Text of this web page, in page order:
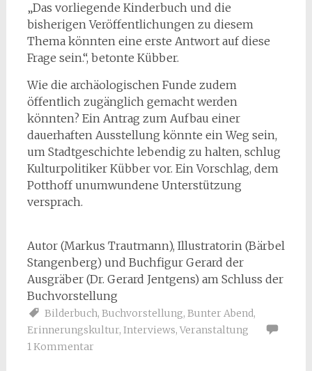
„Das vorliegende Kinderbuch und die
bisherigen Veröffentlichungen zu diesem
Thema könnten eine erste Antwort auf diese
Frage sein.“, betonte Kübber.
Wie die archäologischen Funde zudem
öffentlich zugänglich gemacht werden
könnten? Ein Antrag zum Aufbau einer
dauerhaften Ausstellung könnte ein Weg sein,
um Stadtgeschichte lebendig zu halten, schlug
Kulturpolitiker Kübber vor. Ein Vorschlag, dem
Potthoff unumwundene Unterstützung
versprach.
Autor (Markus Trautmann), Illustratorin (Bärbel
Stangenberg) und Buchfigur Gerard der
Ausgräber (Dr. Gerard Jentgens) am Schluss der
Buchvorstellung
Bilderbuch, Buchvorstellung, Bunter Abend,
Erinnerungskultur, Interviews, Veranstaltung
1 Kommentar